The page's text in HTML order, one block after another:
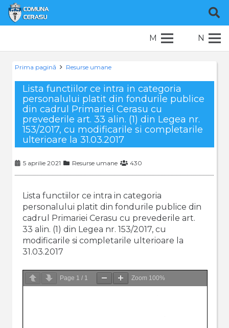
M N
Prima pagină Resurse umane
Lista functiilor ce intra in categoria
personalului platit din fondurile publice
din cadrul Primariei Cerasu cu
prevederile art. 33 alin. (1) din Legea nr.
153/2017, cu modificarile si completarile
ulterioare la 31.03.2017
5 aprilie 2021 Resurse umane 430
Lista functiilor ce intra in categoria
personalului platit din fondurile publice din
cadrul Primariei Cerasu cu prevederile art.
33 alin. (1) din Legea nr. 153/2017, cu
modificarile si completarile ulterioare la
31.03.2017
Page 1 / 1 Zoom 100%